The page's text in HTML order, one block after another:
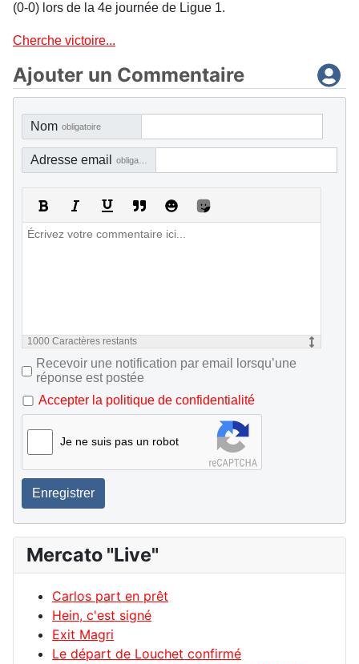
(0-0) lors de la 4e journée de Ligue 1.
Cherche victoire...
Ajouter un Commentaire
Nom obligatoire
Adresse email
1000 Caractères restants
Recevoir une notification par email lorsqu’une
réponse est postée
Accepter la politique de confidentialité
Je ne suis pas un robot
Enregistrer
Mercato "Live"
Carlos part en prêt
Hein, c'est signé
Exit Magri
Le départ de Louchet confirmé